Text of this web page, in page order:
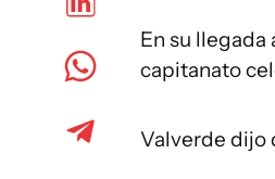
En su
capitanato
Valverde dijo